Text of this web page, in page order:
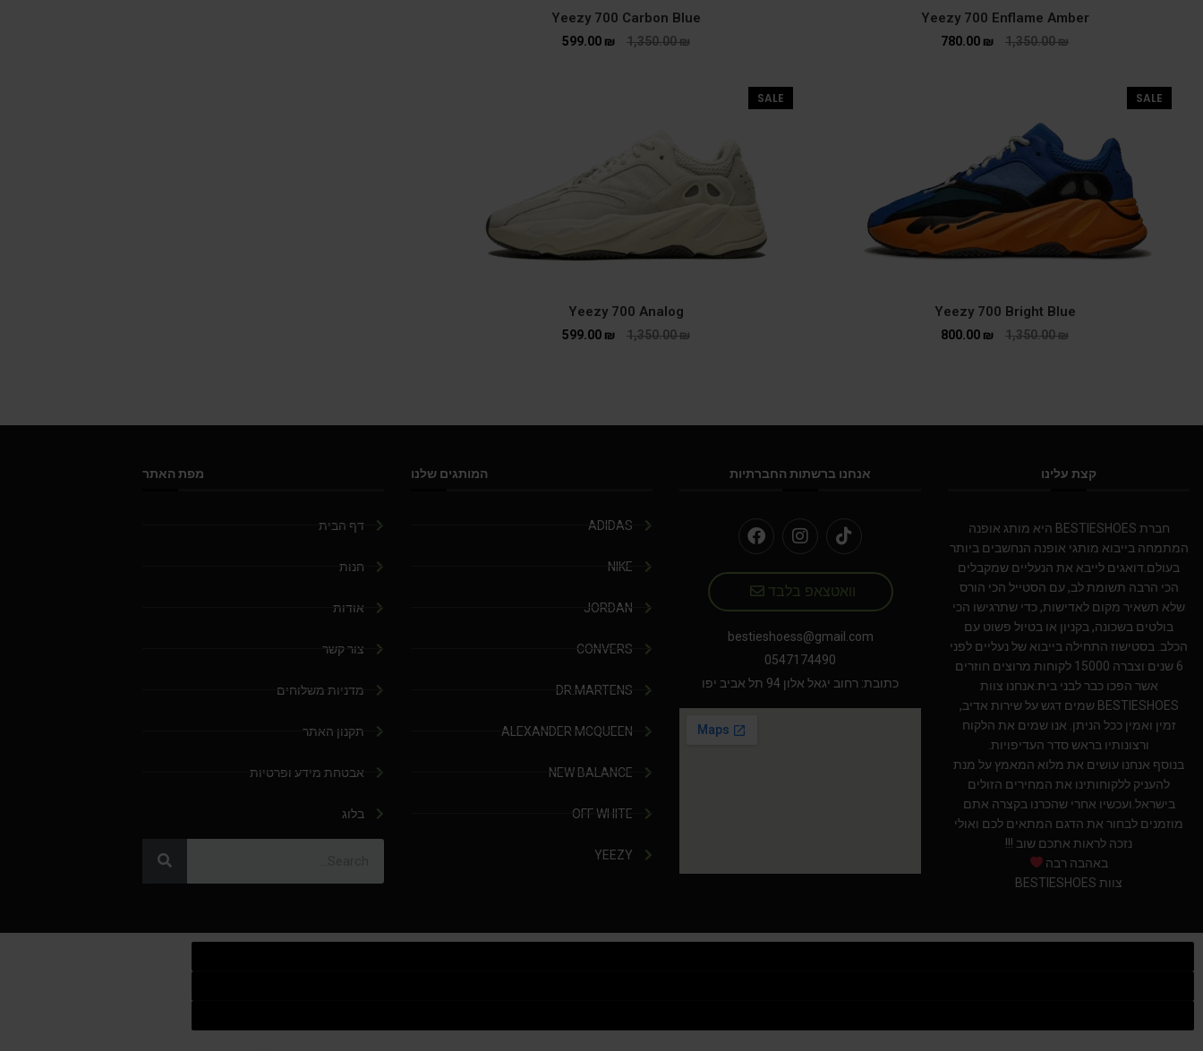
Yeezy 700 Enflame Amber
1,350.00₪
780.00 ₪
Yeezy 700 Carbon Blue
1,350.00₪
599.00 ₪
SALE
Yeezy 700 Bright Blue
1,350.00₪
800.00 ₪
SALE
Yeezy 700 Analog
1,350.00₪
599.00 ₪
קצת עלינו
חברת BESTIESHOES היא מותג אופנה
המתמחה בייבוא מותגי אופנה הנחשבים ביותר
בעולם.דואגים לייבא את הנעליים שמקבלים
הכי הרבה תשומת לב, עם הסטייל הכי הורס
שלא תשאיר מקום לאדישות, כדי שתרגישו הכי
בולטים בשכונה, בקניון או בטיול פשוט עם
הכלב. בסטישוז התחילה בייבוא של נעליים לפני
6 שנים וצברה 15000 לקוחות מרוצים חוזרים
אשר הפכו כבר לבני בית.אנחנו צוות
BESTIESHOES שמים דגש על שירות אדיב,
זמין ואמין ככל הניתן. אנו שמים את הלקוח
ורצונותיו בראש סדר העדיפויות.
בנוסף אנחנו עושים את מלוא המאמץ על מנת
להעניק ללקוחותינו את המחירים הזולים
בישראל.ועכשיו אחרי שהכרנו בקצרה אתם
מוזמנים לבחור את הדגם המתאים לכם ואולי
נזכה לראות אתכם שוב !!!
באהבה רבה
צוות BESTIESHOES
אנחנו ברשתות החברתיות
וואטצאפ בלבד
bestieshoess@gmail.com
0547174490
כתובת: רחוב יגאל אלון 94 תל אביב יפו
המותגים שלנו
ADIDAS
NIKE
JORDAN
CONVERS
DR.MARTENS
ALEXANDER MCQUEEN
NEW BALANCE
OFF WHITE
YEEZY
מפת האתר
דף הבית
חנות
אודות
צור קשר
מדניות משלוחים
תקנון האתר
אבטחת מידע ופרטיות
בלוג